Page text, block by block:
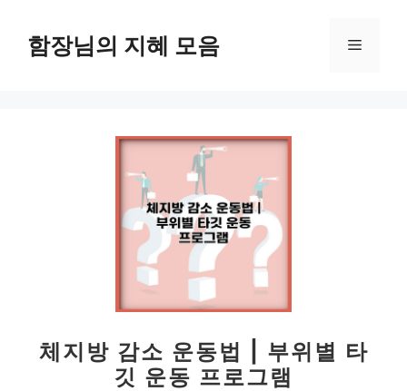
함장님의 지혜 모음 메
체지방 감소 운동법 | 부위별 타
깃 운동 프로그램